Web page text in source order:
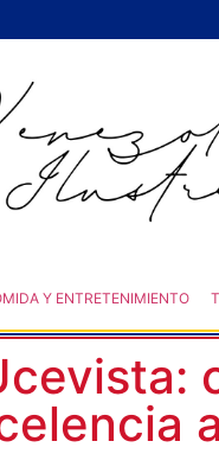
Y ENTRETENIMIENTO